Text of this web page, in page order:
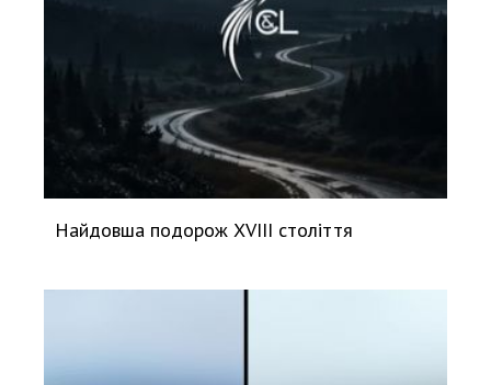
Найдовша подорож XVIII століття